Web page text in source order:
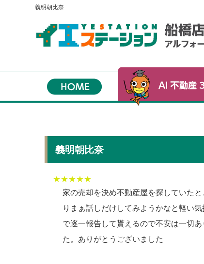
義明朝比奈
義明朝比奈
★★★★★
家の売却を決め不動産屋を探していた
りまぁ話しだけしてみようかなと軽い
で逐一報告して貰えるので不安は一切
た。ありがとうございました